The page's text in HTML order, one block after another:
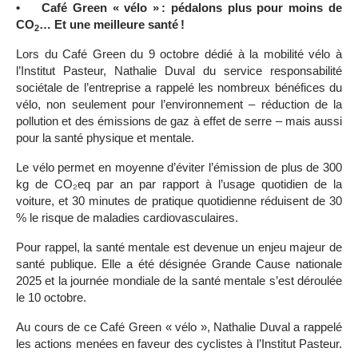
• Café Green « vélo » : pédalons plus pour moins de
CO2… Et une meilleure santé !
Lors du Café Green du 9 octobre dédié à la mobilité vélo à
l’Institut Pasteur, Nathalie Duval du service responsabilité
sociétale de l’entreprise a rappelé les nombreux bénéfices du
vélo, non seulement pour l’environnement – réduction de la
pollution et des émissions de gaz à effet de serre – mais aussi
pour la santé physique et mentale.
Le vélo permet en moyenne d’éviter l’émission de plus de 300
kg de CO₂eq par an par rapport à l’usage quotidien de la
voiture, et 30 minutes de pratique quotidienne réduisent de 30
% le risque de maladies cardiovasculaires.
Pour rappel, la santé mentale est devenue un enjeu majeur de
santé publique. Elle a été désignée Grande Cause nationale
2025 et la journée mondiale de la santé mentale s’est déroulée
le 10 octobre.
Au cours de ce Café Green « vélo », Nathalie Duval a rappelé
les actions menées en faveur des cyclistes à l’Institut Pasteur.